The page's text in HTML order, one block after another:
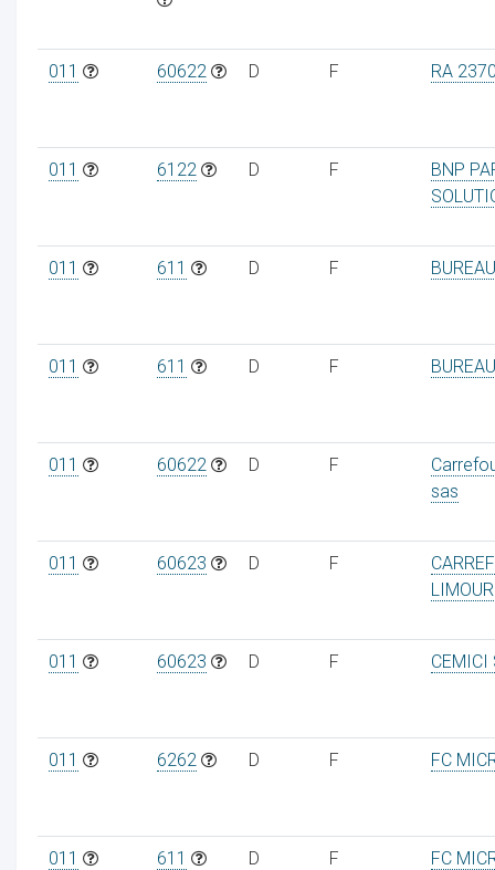
011 60622 D F RA
011 6122 D F
BNP
011 611 D F
011 611 D F
011 60622 D F
sas
011 60623 D F
011 60623 D F CEMICI
011 6262 D F FC
011 611 D F FC